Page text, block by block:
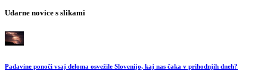
Udarne novice s slikami
Padavine ponoči vsaj deloma osvežile Slovenijo, kaj nas čaka v prihodnjih dneh?